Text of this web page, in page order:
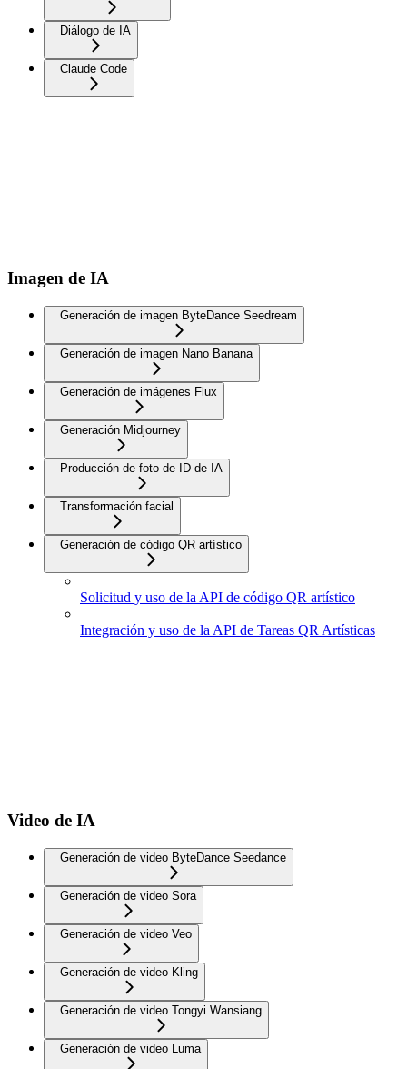
Diálogo de IA
Claude Code
Imagen de IA
Generación de imagen ByteDance Seedream
Generación de imagen Nano Banana
Generación de imágenes Flux
Generación Midjourney
Producción de foto de ID de IA
Transformación facial
Generación de código QR artístico
Solicitud y uso de la API de código QR artístico
Integración y uso de la API de Tareas QR Artísticas
Video de IA
Generación de video ByteDance Seedance
Generación de video Sora
Generación de video Veo
Generación de video Kling
Generación de video Tongyi Wansiang
Generación de video Luma